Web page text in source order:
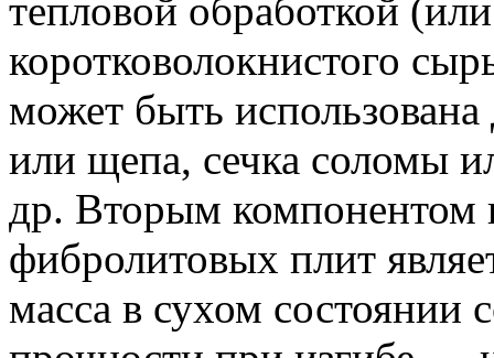
тепловой обработкой
коротковолокнистого
может быть использована
или щепа, сечка соломы
др. Вторым компонентом
фибролитовых плит
масса в сухом состоянии